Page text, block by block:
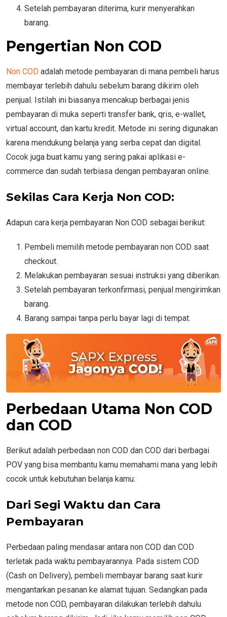
Setelah pembayaran diterima, kurir menyerahkan
barang.
Pengertian Non COD
Non COD adalah metode pembayaran di mana pembeli harus
membayar terlebih dahulu sebelum barang dikirim oleh
penjual. Istilah ini biasanya mencakup berbagai jenis
pembayaran di muka seperti transfer bank, qris, e-wallet,
virtual account, dan kartu kredit. Metode ini sering digunakan
karena mendukung belanja yang serba cepat dan digital.
Cocok juga buat kamu yang sering pakai aplikasi e-
commerce dan sudah terbiasa dengan pembayaran online.
Sekilas Cara Kerja Non COD:
Adapun cara kerja pembayaran Non COD sebagai berikut:
Pembeli memilih metode pembayaran non COD saat
checkout.
Melakukan pembayaran sesuai instruksi yang diberikan.
Setelah pembayaran terkonfirmasi, penjual mengirimkan
barang.
Barang sampai tanpa perlu bayar lagi di tempat.
Perbedaan Utama Non COD
dan COD
Berikut adalah perbedaan non COD dan COD dari berbagai
POV yang bisa membantu kamu memahami mana yang lebih
cocok untuk kebutuhan belanja kamu:
Dari Segi Waktu dan Cara
Pembayaran
Perbedaan paling mendasar antara non COD dan COD
terletak pada waktu pembayarannya. Pada sistem COD
(Cash on Delivery), pembeli membayar barang saat kurir
mengantarkan pesanan ke alamat tujuan. Sedangkan pada
metode non COD, pembayaran dilakukan terlebih dahulu